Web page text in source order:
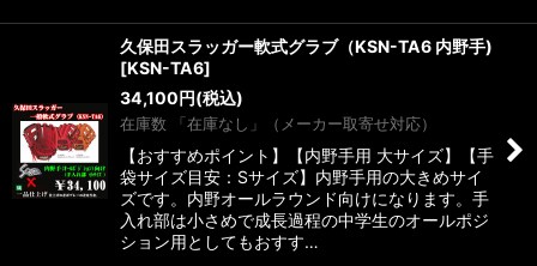
久保田スラッガー軟式グラブ（KSN-TA6 内野手)
[KSN-TA6]
34,100円(税込)
在庫数 「在庫なし」（メーカー取寄せ対応）
【おすすめポイント】【内野手用 大サイズ】【手
袋サイズ目安：Sサイズ】内野手用の大きめサイ
ズです。内野オールラウンド向けになります。手
入れ部は小さめで成長過程の中学生のオールポジ
ション用としてもおすす…